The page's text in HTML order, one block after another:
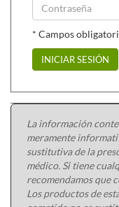
Bellax es apto para
* Campos
INICIAR SESIÓN
La información
meramente
sustitutiva de la
médico. Si tiene
recomendamos que
Los productos de